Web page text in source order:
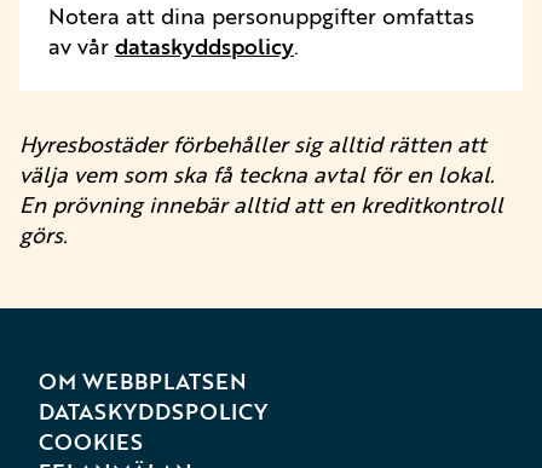
Notera att dina personuppgifter omfattas
av vårdataskyddspolicy.
Hyresbostäder förbehåller sig alltid rätten att
välja vem som ska få teckna avtal för en lokal.
En prövning innebär alltid att en kreditkontroll
görs.
OM WEBBPLATSEN
DATASKYDDSPOLICY
COOKIES